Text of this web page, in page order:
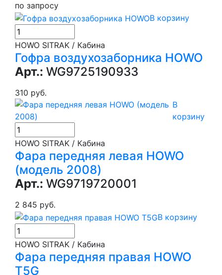
по запросу
В корзину
HOWO SITRAK / Кабина
Гофра воздухозаборника HOWO
Арт.: WG9725190933
310 руб.
В
корзину
HOWO SITRAK / Кабина
Фара передняя левая HOWO
(модель 2008)
Арт.: WG9719720001
2 845 руб.
В корзину
HOWO SITRAK / Кабина
Фара передняя правая HOWO
T5G